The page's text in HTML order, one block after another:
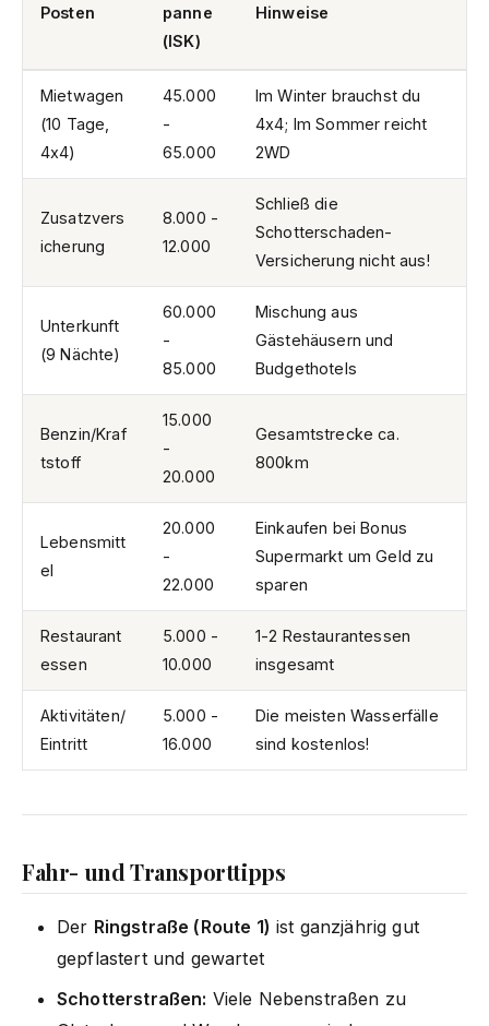
Posten
panne
(ISK)
Hinweise
Mietwagen
(10 Tage,
4x4)
45.000
-
65.000
Im Winter brauchst du
4x4; Im Sommer reicht
2WD
Zusatzvers
icherung
8.000 -
12.000
Schließ die
Schotterschaden-
Versicherung nicht aus!
Unterkunft
(9 Nächte)
60.000
-
85.000
Mischung aus
Gästehäusern und
Budgethotels
Benzin/Kraf
tstoff
15.000
-
20.000
Gesamtstrecke ca.
800km
Lebensmitt
el
20.000
-
22.000
Einkaufen bei Bonus
Supermarkt um Geld zu
sparen
Restaurant
essen
5.000 -
10.000
1-2 Restaurantessen
insgesamt
Aktivitäten/
Eintritt
5.000 -
16.000
Die meisten Wasserfälle
sind kostenlos!
Fahr- und Transporttipps
Der Ringstraße (Route 1) ist ganzjährig gut
gepflastert und gewartet
Schotterstraßen: Viele Nebenstraßen zu